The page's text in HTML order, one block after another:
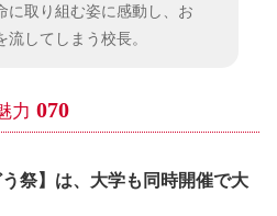
に取り組む姿に感動し、お
流してしまう校長。
力 070
祭】は、大学も同時開催で大